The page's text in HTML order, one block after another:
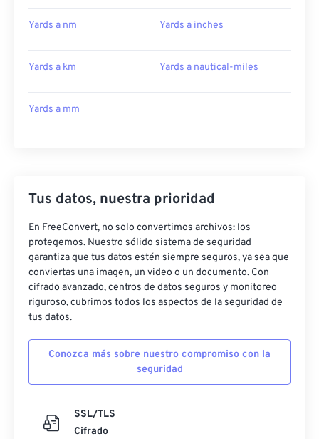
Yards a nm Yards a inches
Yards a km Yards a nautical-miles
Yards a mm
Tus datos, nuestra prioridad
En FreeConvert, no solo convertimos archivos: los
protegemos. Nuestro sólido sistema de seguridad
garantiza que tus datos estén siempre seguros, ya sea que
conviertas una imagen, un video o un documento. Con
cifrado avanzado, centros de datos seguros y monitoreo
riguroso, cubrimos todos los aspectos de la seguridad de
tus datos.
Conozca más sobre nuestro compromiso con la
seguridad
SSL/TLS
Cifrado